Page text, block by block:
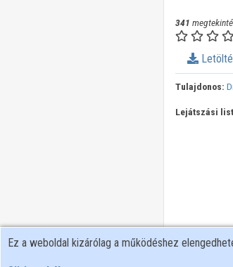
341
Tulajdonos:
Lejátszási
Ez a weboldal kizárólag a működéshez